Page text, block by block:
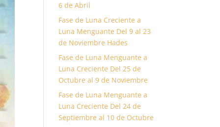
6 de Abril
Fase de Luna Creciente a
Luna Menguante Del 9 al 23
de Noviembre Hades
Fase de Luna Menguante a
Luna Creciente Del 25 de
Octubre al 9 de Noviembre
Fase de Luna Menguante a
Luna Creciente Del 24 de
Septiembre al 10 de Octubre